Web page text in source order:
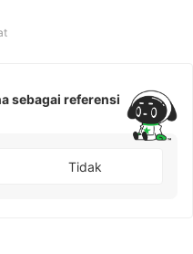
sebagai referensi
Tidak